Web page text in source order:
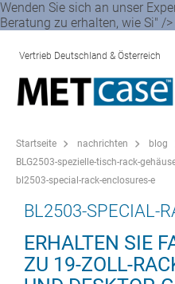
Wenden Sie sich an unser
Beratung zu erhalten, wie Si" />
Vertrieb Deutschland & Österreich
Startseite nachrichten
blog
BLG2503-spezielle-tisch-rack-
bl2503-special-rack-enclosures-e
BL2503-SPECIAL-
ERHALTEN SIE
ZU 19-ZOLL-